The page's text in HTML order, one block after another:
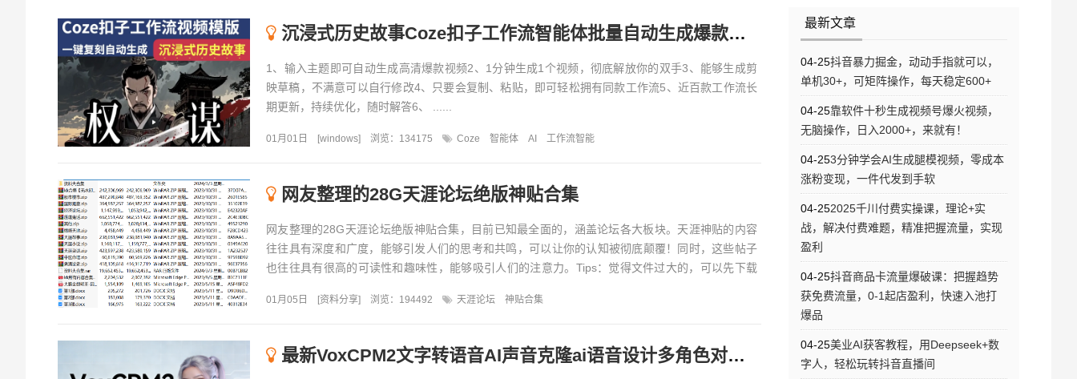
最新文章
04-25抖音暴力掘金，动动手指就可以，
单机30+，可矩阵操作，每天稳定600+
04-25靠软件十秒生成视频号爆火视频，
无脑操作，日入2000+，来就有！
04-253分钟学会AI生成腿模视频，零成本
涨粉变现，一件代发到手软
04-252025千川付费实操课，理论+实
战，解决付费难题，精准把握流量，实现
盈利
04-25抖音商品卡流量爆破课：把握趋势
获免费流量，0-1起店盈利，快速入池打
爆品
04-25美业AI获客教程，用Deepseek+数
字人，轻松玩转抖音直播间
沉浸式历史故事Coze扣子工作流智能体批量自动生成爆款视频教程
1、输入主题即可自动生成高清爆款视频2、1分钟生成1个视频，彻底解放你的双手3、能够生成剪
映草稿，不满意可以自行修改4、只要会复制、粘贴，即可轻松拥有同款工作流5、近百款工作流长
期更新，持续优化，随时解答6、 ......
01月01日 [windows] 浏览：134175 Coze 智能体 AI 工作流智能
网友整理的28G天涯论坛绝版神贴合集
网友整理的28G天涯论坛绝版神贴合集，目前已知最全面的，涵盖论坛各大板块。天涯神贴的内容
往往具有深度和广度，能够引发人们的思考和共鸣，可以让你的认知被彻底颠覆！同时，这些帖子
也往往具有很高的可读性和趣味性，能够吸引人们的注意力。Tips：觉得文件过大的，可以先下载
01月05日 [资料分享] 浏览：194492 天涯论坛 神贴合集
最新VoxCPM2文字转语音AI声音克隆ai语音设计多角色对话影视解说